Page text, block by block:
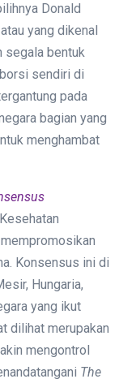
Donald
yang dikenal
segala bentuk
sendiri di
pada
bagian yang
menghambat
Konsensus ini di
Hungaria,
yang ikut
dilihat merupakan
mengontrol
The